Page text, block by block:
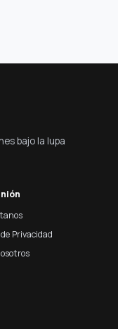
bajo la lupa
Privacidad